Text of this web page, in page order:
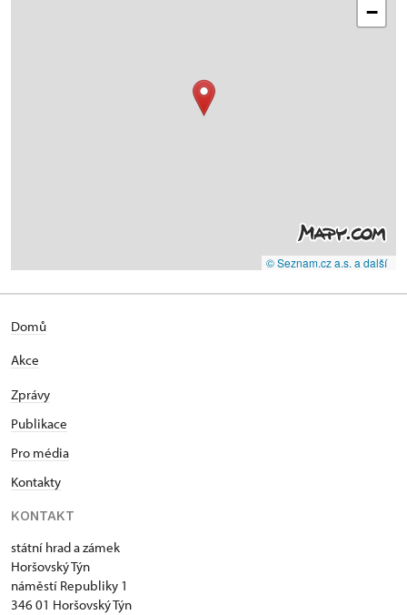
−
© Seznam.cz a.s. a další
Domů
Akce
Zprávy
Publikace
Pro média
Kontakty
KONTAKT
státní hrad a zámek
Horšovský Týn
náměstí Republiky 1
346 01 Horšovský Týn